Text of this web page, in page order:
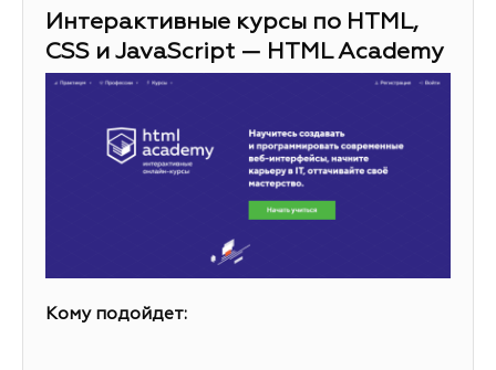
Интерактивные курсы по HTML,
CSS и JavaScript — HTML Academy
Кому подойдет: